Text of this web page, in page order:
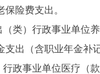
险费支出。
）行政事业单位养
支出（含职业年金补
事业单位医疗（款